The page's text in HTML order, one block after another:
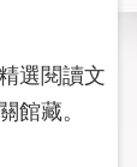
選閱讀文
館藏。